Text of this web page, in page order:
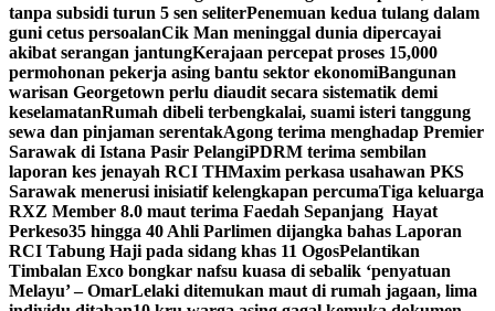
tanpa subsidi turun 5 sen seliterPenemuan kedua tulang dalam
guni cetus persoalanCik Man meninggal dunia dipercayai
akibat serangan jantungKerajaan percepat proses 15,000
permohonan pekerja asing bantu sektor ekonomiBangunan
warisan Georgetown perlu diaudit secara sistematik demi
keselamatanRumah dibeli terbengkalai, suami isteri tanggung
sewa dan pinjaman serentakAgong terima menghadap Premier
Sarawak di Istana Pasir PelangiPDRM terima sembilan
laporan kes jenayah RCI THMaxim perkasa usahawan PKS
Sarawak menerusi inisiatif kelengkapan percumaTiga keluarga
RXZ Member 8.0 maut terima Faedah Sepanjang Hayat
Perkeso35 hingga 40 Ahli Parlimen dijangka bahas Laporan
RCI Tabung Haji pada sidang khas 11 OgosPelantikan
Timbalan Exco bongkar nafsu kuasa di sebalik ‘penyatuan
Melayu’ – OmarLelaki ditemukan maut di rumah jagaan, lima